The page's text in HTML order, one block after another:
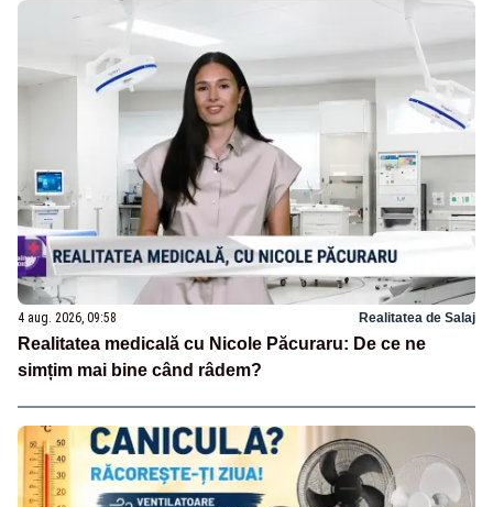
4 aug. 2026, 09:58 Realitatea de Salaj
Realitatea medicală cu Nicole Păcuraru: De ce ne
simțim mai bine când râdem?